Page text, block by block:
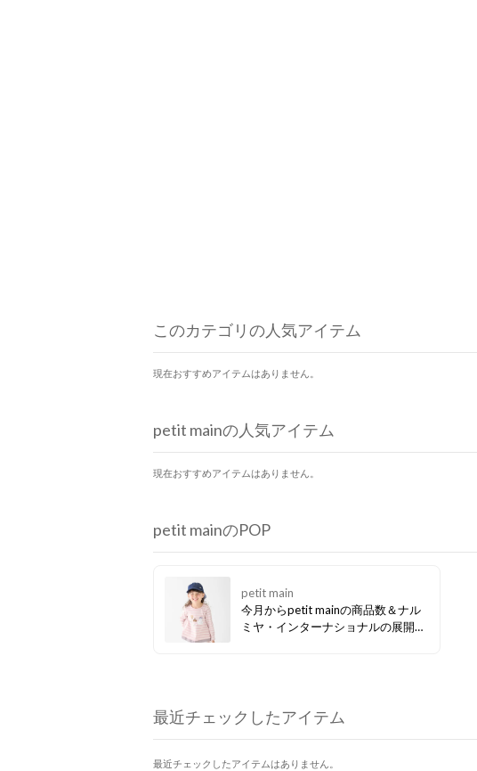
このカテゴリの人気アイテム
現在おすすめアイテムはありません。
petit mainの人気アイテム
現在おすすめアイテムはありません。
petit mainのPOP
petit main
今月からpetit mainの商品数＆ナル
ミヤ・インターナショナルの展開ブ
最近チェックしたアイテム
最近チェックしたアイテムはありません。